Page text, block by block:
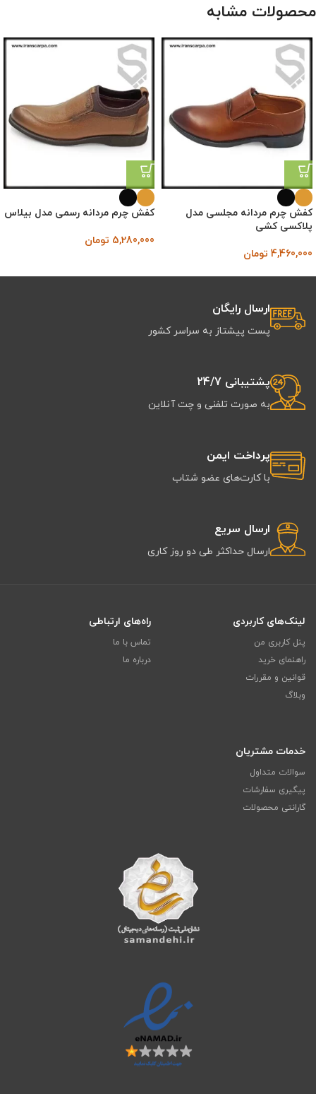
محصولات مشابه
کفش چرم مردانه مجلسی مدل
پلاکسی کشی
4,460,000 تومان
کفش چرم مردانه رسمی مدل بیلاس
5,280,000 تومان
ارسال رایگان
پست پیشتاز به سراسر کشور
پشتیبانی 24/7
به صورت تلفنی و چت آنلاین
پرداخت ایمن
با کارت‌های عضو شتاب
ارسال سریع
ارسال حداکثر طی دو روز کاری
لینک‌های کاربردی
پنل کاربری من
راهنمای خرید
قوانین و مقررات
وبلاگ
راه‌های ارتباطی
تماس با ما
درباره ما
خدمات مشتریان
سوالات متداول
پیگیری سفارشات
گارانتی محصولات